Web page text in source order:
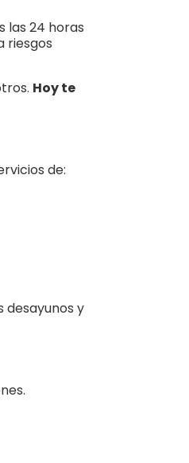
las 24 horas
riesgos
Hoy te
de:
desayunos y